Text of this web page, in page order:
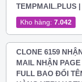
TEMPMAIL.PLUS |
Kho hàng: 7.042
CLONE 6159
MAIL NHẬN
FULL BAO ĐỔI